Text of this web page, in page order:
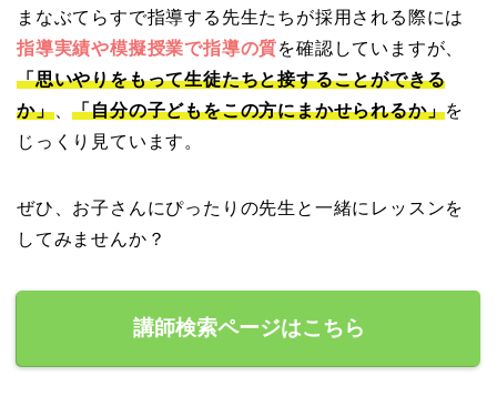
まなぶてらすで指導する先生たちが採用される際には
指導実績や模擬授業で指導の質を確認していますが、
「思いやりをもって生徒たちと接することができる
か」、「自分の子どもをこの方にまかせられるか」を
じっくり見ています。
ぜひ、お子さんにぴったりの先生と一緒にレッスンを
してみませんか？
講師検索ページはこちら